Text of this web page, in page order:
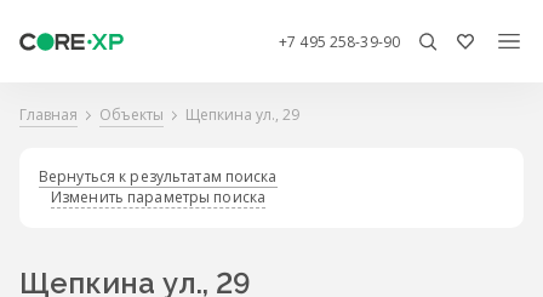
+7 495 258-39-90
Главная Объекты Щепкина ул., 29
Вернуться к результатам поиска
Изменить параметры поиска
Щепкина ул., 29